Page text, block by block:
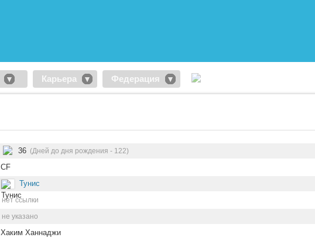
Карьера Федерация
36 (Дней до дня рождения - 122)
CF
Тунис
нет ссылки
не указано
Хаким Ханнаджи